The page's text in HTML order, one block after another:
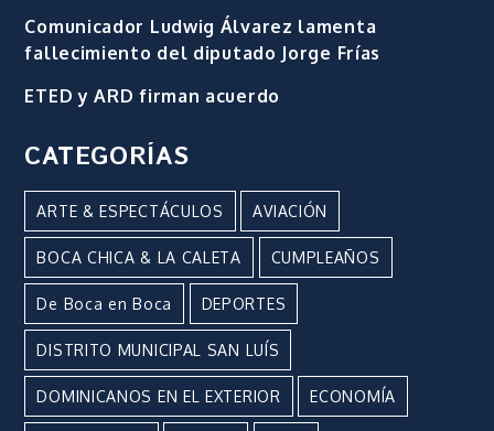
Comunicador Ludwig Álvarez lamenta
fallecimiento del diputado Jorge Frías
ETED y ARD firman acuerdo
CATEGORÍAS
ARTE & ESPECTÁCULOS AVIACIÓN
BOCA CHICA & LA CALETA CUMPLEAÑOS
De Boca en Boca DEPORTES
DISTRITO MUNICIPAL SAN LUÍS
DOMINICANOS EN EL EXTERIOR ECONOMÍA